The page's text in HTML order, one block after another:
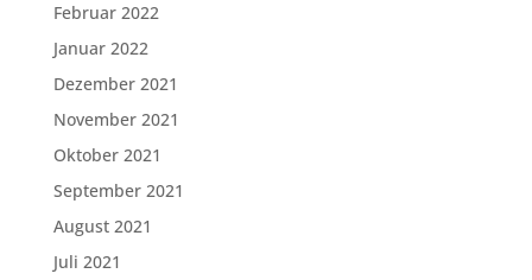
Februar 2022
Januar 2022
Dezember 2021
November 2021
Oktober 2021
September 2021
August 2021
Juli 2021